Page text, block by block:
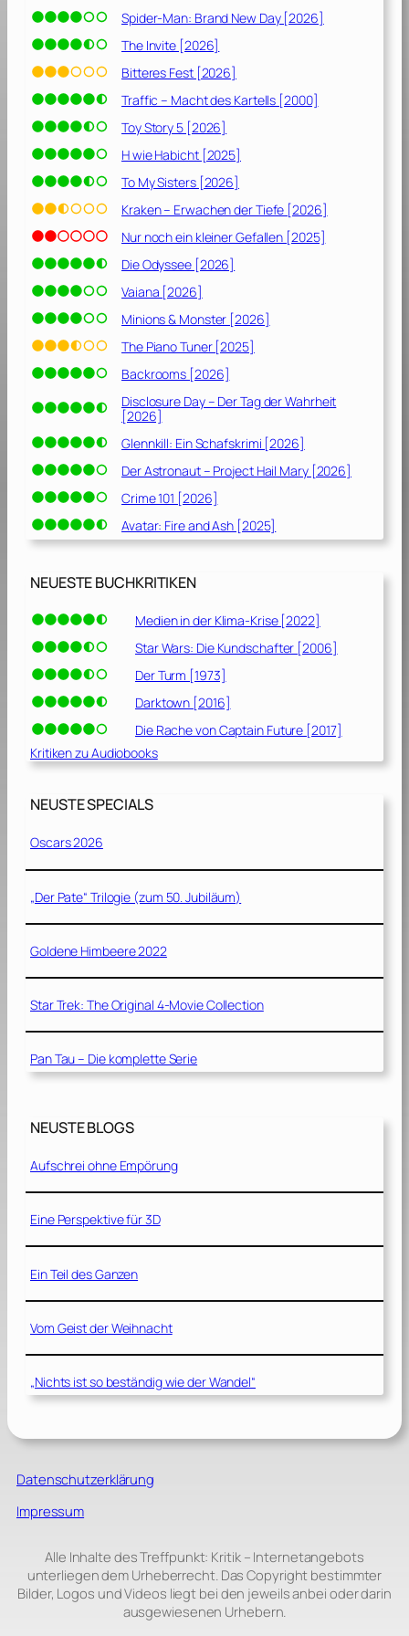
e
r
w
r
e
n
[
2
0
2
1
]
Spider-Man: Brand New Day [2026]
The Invite [2026]
Bitteres Fest [2026]
Traffic – Macht des Kartells [2000]
Toy Story 5 [2026]
H wie Habicht [2025]
To My Sisters [2026]
Kraken – Erwachen der Tiefe [2026]
Nur noch ein kleiner Gefallen [2025]
Die Odyssee [2026]
Vaiana [2026]
Minions & Monster [2026]
The Piano Tuner [2025]
Backrooms [2026]
Disclosure Day – Der Tag der Wahrheit
[2026]
Glennkill: Ein Schafskrimi [2026]
Der Astronaut – Project Hail Mary [2026]
Crime 101 [2026]
Avatar: Fire and Ash [2025]
NEUESTE BUCHKRITIKEN
Medien in der Klima-Krise [2022]
Star Wars: Die Kundschafter [2006]
Der Turm [1973]
Darktown [2016]
Die Rache von Captain Future [2017]
Kritiken zu Audiobooks
NEUSTE SPECIALS
Oscars 2026
„Der Pate“ Trilogie (zum 50. Jubiläum)
Goldene Himbeere 2022
Star Trek: The Original 4-Movie Collection
Pan Tau – Die komplette Serie
NEUSTE BLOGS
Aufschrei ohne Empörung
Eine Perspektive für 3D
Ein Teil des Ganzen
Vom Geist der Weihnacht
„Nichts ist so beständig wie der Wandel“
Datenschutzerklärung
Impressum
Alle Inhalte des Treffpunkt: Kritik – Internetangebots
unterliegen dem Urheberrecht. Das Copyright bestimmter
Bilder, Logos und Videos liegt bei den jeweils anbei oder darin
ausgewiesenen Urhebern.